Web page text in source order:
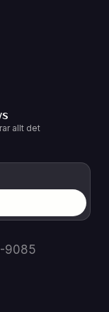
allt det
9085